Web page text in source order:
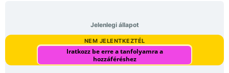
Jelenlegi állapot
NEM JELENTKEZTÉL
Iratkozz be erre a tanfolyamra a
hozzáféréshez